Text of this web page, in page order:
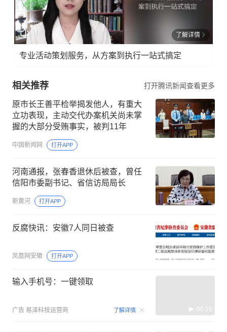
了解详情
专业活动策划服务，从方案到执行一站式搞定
相关推荐 打开腾讯新闻查看更多
原市长王善平检举揭发他人，有重大
立功表现，主动交代办案机关尚未掌
握的大部分受贿事实，被判11年
中国新闻网 打开APP
河南通报，张春香退休后被查，曾任
信阳市委副书记、省信访局局长
新黄河 打开APP
反腐快讯：安徽7人同日被查
凤凰网安徽 打开APP
输入手机号：一键领取
广告 易泽科技运营商 了解详情 00:15